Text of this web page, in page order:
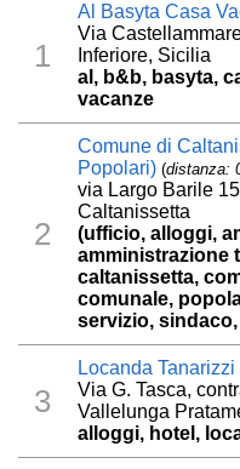
1
Al Basyta Casa
Via
Inferiore, Sicilia
al, b&b, basyta,
vacanze
2
Comune di
Popolari) (distanza:
via Largo Barile
Caltanissetta
(ufficio, alloggi,
amministrazione
caltanissetta,
comunale,
servizio,
3
Locanda Tanarizzi
Via G. Tasca,
Vallelunga
alloggi, hotel,